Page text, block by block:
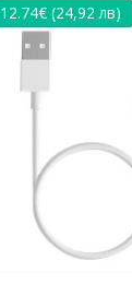
12.74€ (24,92 лв)